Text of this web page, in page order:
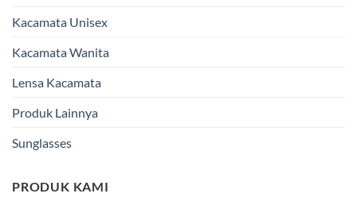
Kacamata Unisex
Kacamata Wanita
Lensa Kacamata
Produk Lainnya
Sunglasses
PRODUK KAMI